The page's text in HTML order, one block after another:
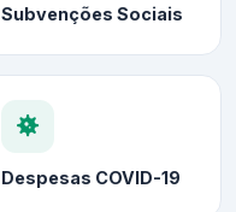
Subvenções Sociais
Despesas COVID-19